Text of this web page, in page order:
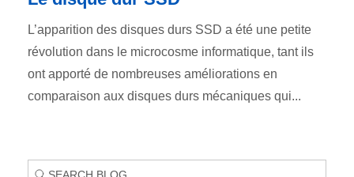
L’apparition des disques durs SSD a été une petite
révolution dans le microcosme informatique, tant ils
ont apporté de nombreuses améliorations en
comparaison aux disques durs mécaniques qui...